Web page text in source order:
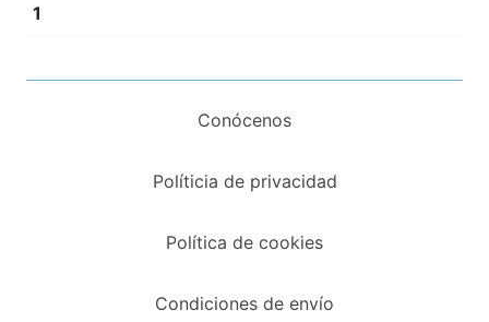
1
Conócenos
Políticia de privacidad
Política de cookies
Condiciones de envío